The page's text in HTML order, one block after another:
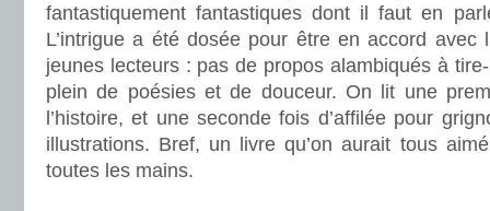
fantastiquement fantastiques dont il faut en
L’intrigue a été dosée pour être en accord avec
jeunes lecteurs : pas de propos alambiqués à
plein de poésies et de douceur. On lit une
l’histoire, et une seconde fois d’affilée pour
illustrations. Bref, un livre qu’on aurait tous
toutes les mains.